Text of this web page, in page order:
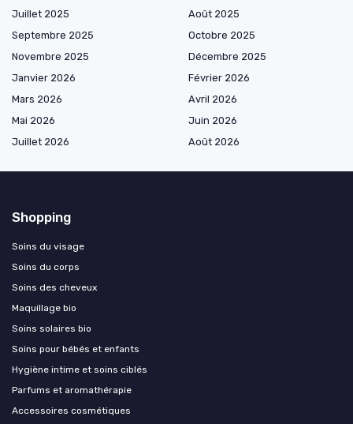
Juillet 2025
Août 2025
Septembre 2025
Octobre 2025
Novembre 2025
Décembre 2025
Janvier 2026
Février 2026
Mars 2026
Avril 2026
Mai 2026
Juin 2026
Juillet 2026
Août 2026
Shopping
Soins du visage
Soins du corps
Soins des cheveux
Maquillage bio
Soins solaires bio
Soins pour bébés et enfants
Hygiène intime et soins ciblés
Parfums et aromathérapie
Accessoires cosmétiques